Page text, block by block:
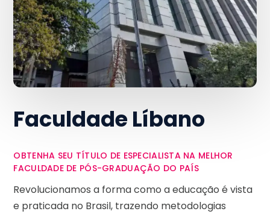
Faculdade Líbano
OBTENHA SEU TÍTULO DE ESPECIALISTA NA MELHOR
FACULDADE DE PÓS-GRADUAÇÃO DO PAÍS
Revolucionamos a forma como a educação é vista
e praticada no Brasil, trazendo metodologias